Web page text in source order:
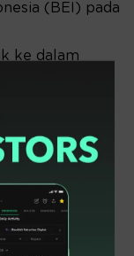
(BEI) pada
ke dalam
mereka
Reguler
Auction kurang